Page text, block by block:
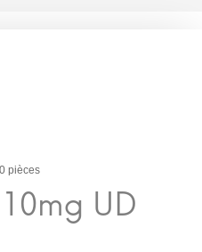
pièces